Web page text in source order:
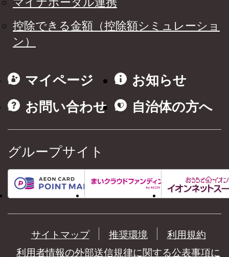
控除できる金額（控除額シミュレーショ
ン）
マイページ
お知らせ
お問い合わせ
自治体の方へ
グループサイト
サイトマップ 推奨環境
利用規約
利用者情報の外部送信規律に関する公表事項に